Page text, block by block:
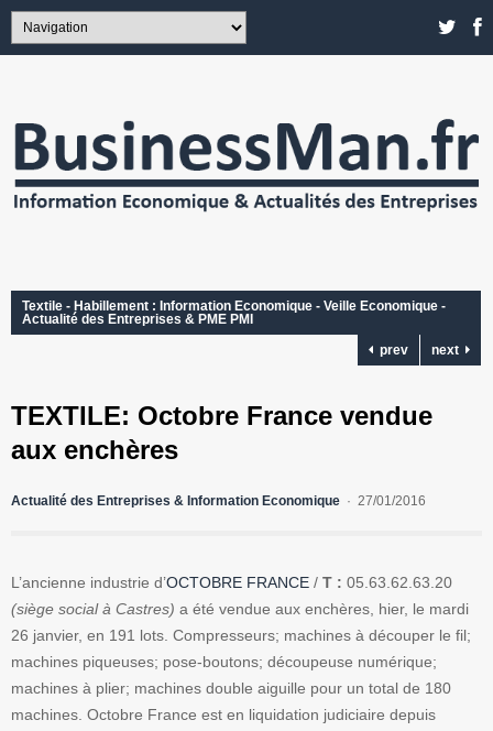
Textile - Habillement : Information Economique - Veille Economique -
Actualité des Entreprises & PME PMI
prev
next
TEXTILE: Octobre France vendue
aux enchères
Actualité des Entreprises & Information Economique 27/01/2016
L’ancienne industrie d’OCTOBRE FRANCE / T : 05.63.62.63.20
(siège social à Castres) a été vendue aux enchères, hier, le mardi
26 janvier, en 191 lots. Compresseurs; machines à découper le fil;
machines piqueuses; pose-boutons; découpeuse numérique;
machines à plier; machines double aiguille pour un total de 180
machines. Octobre France est en liquidation judiciaire depuis